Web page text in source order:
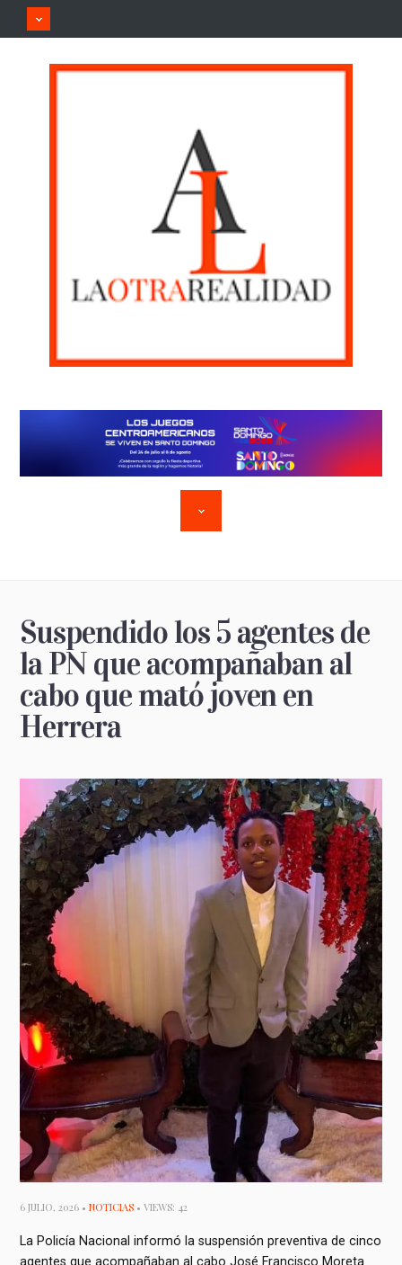
Suspendido los 5 agentes de
la PN que acompañaban al
cabo que mató joven en
Herrera
6 JULIO, 2026 •NOTICIAS • VIEWS: 42
La Policía Nacional informó la suspensión preventiva de cinco
agentes que acompañaban al cabo José Francisco Moreta